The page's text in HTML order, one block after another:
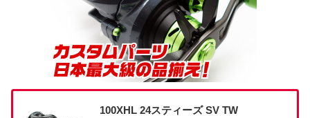
100XHL 24スティーズ SV TW